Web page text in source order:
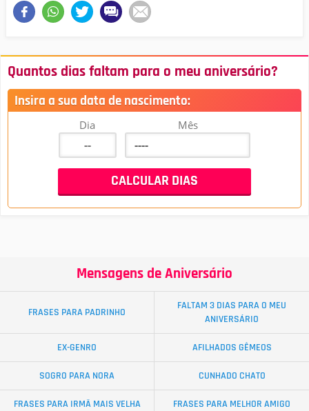
Quantos dias faltam para o meu aniversário?
Insira a sua data de nascimento:
Dia Mês
Mensagens de Aniversário
FRASES PARA PADRINHO
FALTAM 3 DIAS PARA O MEU
ANIVERSÁRIO
EX-GENRO AFILHADOS GÊMEOS
SOGRO PARA NORA CUNHADO CHATO
FRASES PARA IRMÃ MAIS VELHA FRASES PARA MELHOR AMIGO